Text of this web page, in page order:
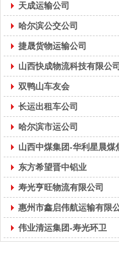
天成运输公司
哈尔滨公交公司
捷晟货物运输公司
山西快成物流科技有限公司
双鸭山车友会
长运出租车公司
哈尔滨市运公司
山西中煤集团-华利星晨煤
东方希望晋中铝业
寿光亨旺物流有限公司
惠州市鑫启伟航运输有限
伟业清运集团-寿光环卫